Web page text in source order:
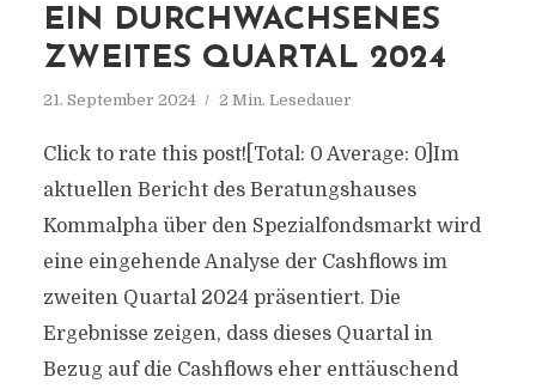
EIN DURCHWACHSENES
ZWEITES QUARTAL 2024
21. September 2024 2 Min. Lesedauer
Click to rate this post![Total: 0 Average: 0]Im
aktuellen Bericht des Beratungshauses
Kommalpha über den Spezialfondsmarkt wird
eine eingehende Analyse der Cashflows im
zweiten Quartal 2024 präsentiert. Die
Ergebnisse zeigen, dass dieses Quartal in
Bezug auf die Cashflows eher enttäuschend